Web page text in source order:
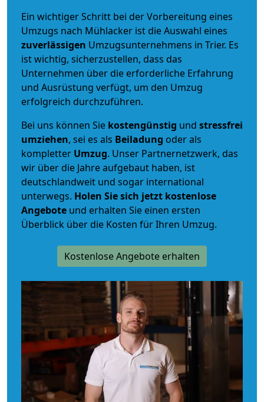
Ein wichtiger Schritt bei der Vorbereitung eines
Umzugs nach Mühlacker ist die Auswahl eines
zuverlässigen Umzugsunternehmens in Trier. Es
ist wichtig, sicherzustellen, dass das
Unternehmen über die erforderliche Erfahrung
und Ausrüstung verfügt, um den Umzug
erfolgreich durchzuführen.
Bei uns können Sie kostengünstig und stressfrei
umziehen, sei es als Beiladung oder als
kompletter Umzug. Unser Partnernetzwerk, das
wir über die Jahre aufgebaut haben, ist
deutschlandweit und sogar international
unterwegs. Holen Sie sich jetzt kostenlose
Angebote und erhalten Sie einen ersten
Überblick über die Kosten für Ihren Umzug.
Kostenlose Angebote erhalten